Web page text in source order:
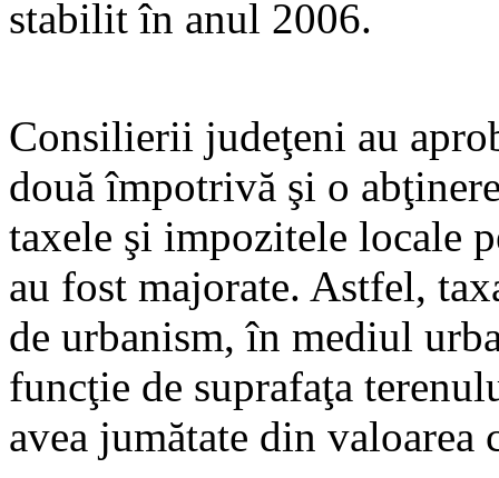
stabilit în anul 2006.
Consilierii judeţeni au
două împotrivă şi o
taxele şi impozitele locale
au fost majorate. Astfel,
de urbanism, în mediul
funcţie de suprafaţa
avea jumătate din valoarea